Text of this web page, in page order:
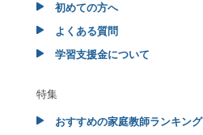
初めての方へ
よくある質問
学習支援金について
特集
おすすめの家庭教師ランキング